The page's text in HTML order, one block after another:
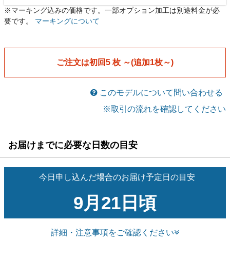
ゲームシャツ [bszt(bstt)-su048]
[bpzs-su048]
メーカー希望小売価格￥7,590 ￥6,450税込
ゲームシャツ [bszt(bstt)-su048]
[bpzs-su048]
メーカー希望小売価格￥7,590 ￥6,070税込
※マーキング込みの価格です。一部オプション加工は別途料金が必
要です。 マーキングについて
ご注文は初回5 枚 ～(追加1枚～)
このモデルについて問い合わせる
※取引の流れを確認してください
お届けまでに必要な日数の目安
今日申し込んだ場合のお届け予定日の目安
9月21日頃
詳細・注意事項をご確認ください